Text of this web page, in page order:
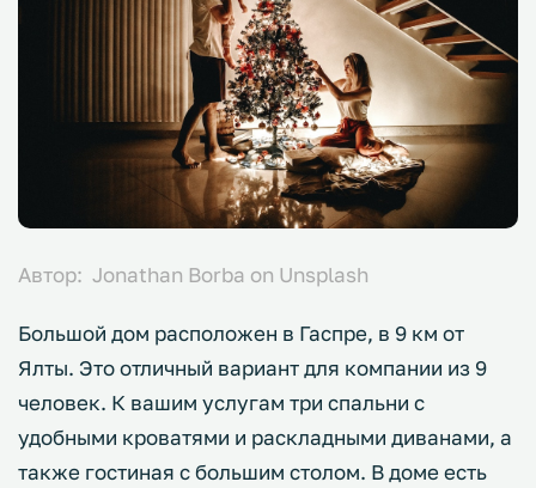
Автор: Jonathan Borba on Unsplash
Большой дом расположен в Гаспре, в 9 км от
Ялты. Это отличный вариант для компании из 9
человек. К вашим услугам три спальни с
удобными кроватями и раскладными диванами, а
также гостиная с большим столом. В доме есть